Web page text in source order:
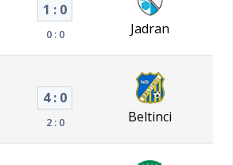
1 : 0
0 : 0 Jadran
4 : 0
2 : 0 Beltinci